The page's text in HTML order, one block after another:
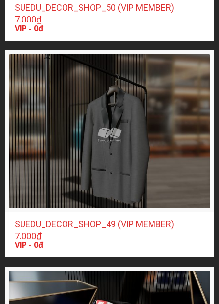
SUEDU_DECOR_SHOP_50 (VIP MEMBER)
7.000₫
VIP - 0đ
SUEDU_DECOR_SHOP_49 (VIP MEMBER)
7.000₫
VIP - 0đ